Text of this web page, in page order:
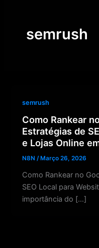
semrush
semrush
Como Rankear
Estratégias de
e Lojas Online
N8N/ Março 26, 2026
Como Rankear no
SEO Local para
importância do […]